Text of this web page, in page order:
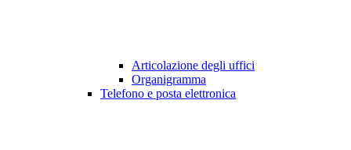
Articolazione degli uffici
Organigramma
Telefono e posta elettronica